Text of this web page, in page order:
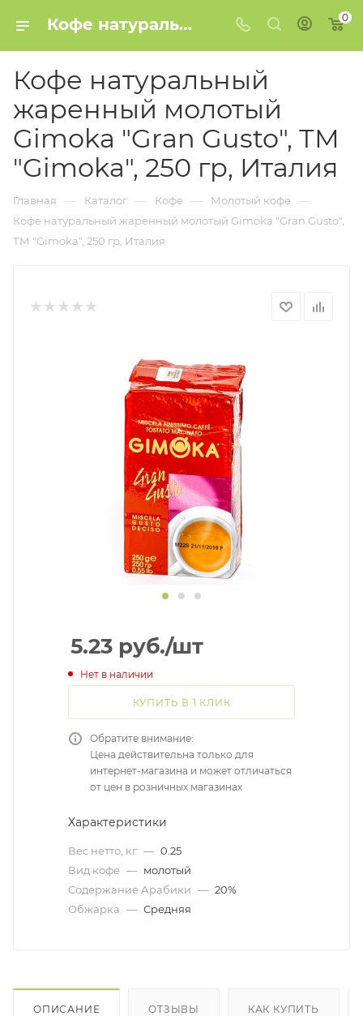
Кофе натуральный жаренный молотый Gimoka "Gran Gusto", ТМ "Gimoka", 250 гр, Италия купить в Минске 0
Кофе натуральный
жаренный молотый
Gimoka "Gran Gusto", ТМ
"Gimoka", 250 гр, Италия
Главная — Каталог — Кофе — Молотый кофе —
Кофе натуральный жаренный молотый Gimoka "Gran Gusto",
ТМ "Gimoka", 250 гр, Италия
5.23 руб./шт
Нет в наличии
КУПИТЬ В 1 КЛИК
Обратите внимание:
Цена действительна только для
интернет-магазина и может отличаться
от цен в розничных магазинах
Характеристики
Вес нетто, кг — 0.25
Вид кофе — молотый
Содержание Арабики — 20%
Обжарка — Средняя
ОПИСАНИЕ ОТЗЫВЫ КАК КУПИТЬ